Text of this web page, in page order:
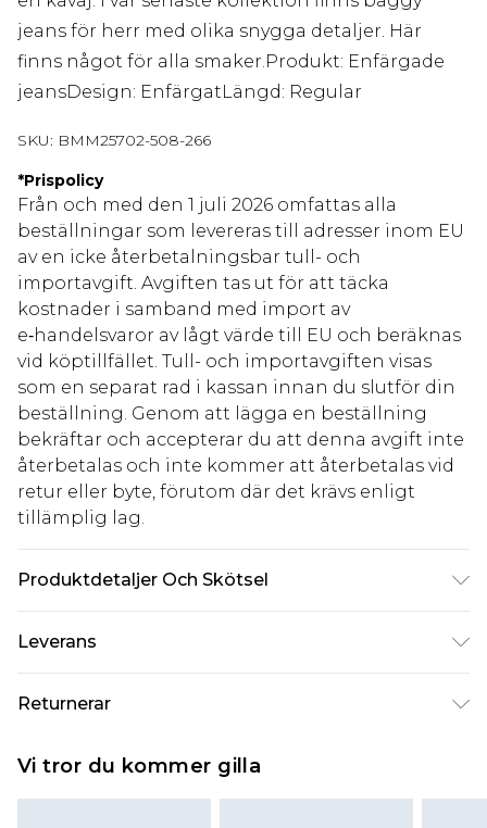
jeans för herr med olika snygga detaljer. Här
finns något för alla smaker.Produkt: Enfärgade
jeansDesign: EnfärgatLängd: Regular
SKU: BMM25702-508-266
*Prispolicy
Från och med den 1 juli 2026 omfattas alla
beställningar som levereras till adresser inom EU
av en icke återbetalningsbar tull- och
importavgift. Avgiften tas ut för att täcka
kostnader i samband med import av
e‑handelsvaror av lågt värde till EU och beräknas
vid köptillfället. Tull- och importavgiften visas
som en separat rad i kassan innan du slutför din
beställning. Genom att lägga en beställning
bekräftar och accepterar du att denna avgift inte
återbetalas och inte kommer att återbetalas vid
retur eller byte, förutom där det krävs enligt
tillämplig lag.
Produktdetaljer Och Skötsel
Leverans
Standardleverans Sverige
kr80
Expressleverans Sverige
Returnerar
på dig att skicka tillbaka något från den dag du
Vi tror du kommer gilla